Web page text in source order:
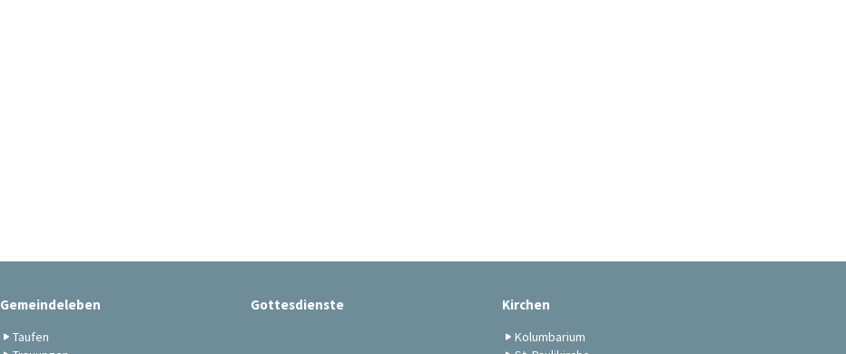
Gemeindeleben
Taufen
Gottesdienste Kirchen
Kolumbarium